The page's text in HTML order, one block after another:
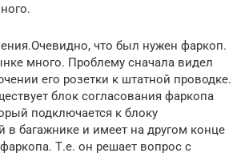
что был нужен фаркоп.
много. Проблему сначала видел
его розетки к штатной проводке.
блок согласования фаркопа
подключается к блоку
в багажнике и имеет на другом конце
Т.е. он решает вопрос с